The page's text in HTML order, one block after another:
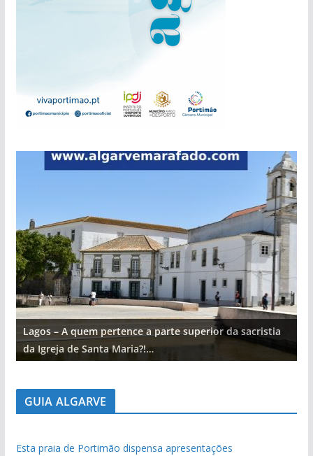
Lagos – A quem pertence a parte superior da sacristia
da Igreja de Santa Maria?!…
GUIA ALGARVE
Esta praia de Portimão dispensa apresentações